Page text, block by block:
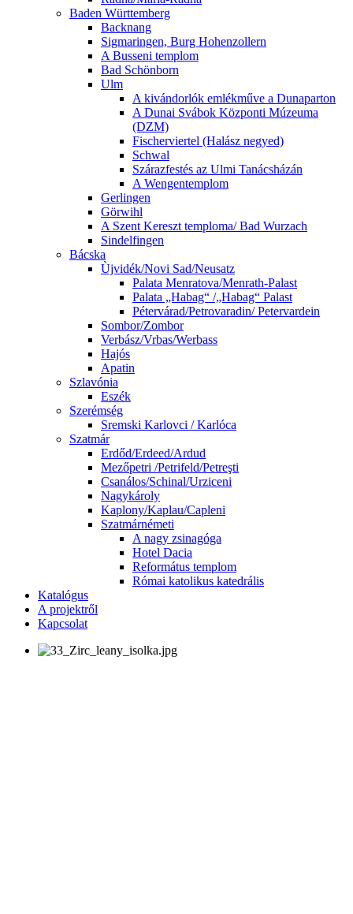
Baden Württemberg
Backnang
Sigmaringen, Burg Hohenzollern
A Busseni templom
Bad Schönborn
Ulm
A kivándorlók emlékműve a Dunaparton
A Dunai Svábok Központi Múzeuma
(DZM)
Fischerviertel (Halász negyed)
Schwal
Szárazfestés az Ulmi Tanácsházán
A Wengentemplom
Gerlingen
Görwihl
A Szent Kereszt temploma/ Bad Wurzach
Sindelfingen
Bácska
Ùjvidék/Novi Sad/Neusatz
Palata Menratova/Menrath-Palast
Palata „Habag“ /„Habag“ Palast
Pétervárad/Petrovaradin/ Petervardein
Sombor/Zombor
Verbász/Vrbas/Werbass
Hajós
Apatin
Szlavónia
Eszék
Szerémség
Sremski Karlovci / Karlóca
Szatmár
Erdőd/Erdeed/Ardud
Mezőpetri /Petrifeld/Petreşti
Csanálos/Schinal/Urziceni
Nagykároly
Kaplony/Kaplau/Capleni
Szatmárnémeti
A nagy zsinagóga
Hotel Dacia
Református templom
Római katolikus katedrális
Katalógus
A projektről
Kapcsolat